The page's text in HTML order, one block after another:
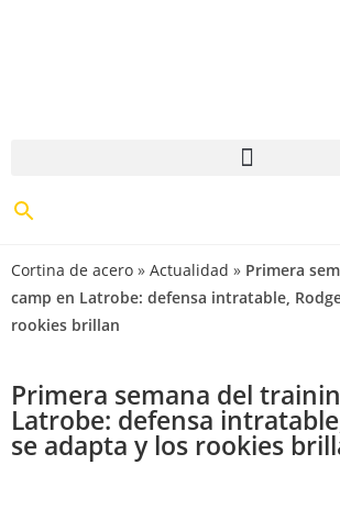
Cortina de acero » Actualidad » Primera
camp en Latrobe: defensa intratable,
rookies brillan
Primera semana del
Latrobe: defensa
se adapta y los rookies